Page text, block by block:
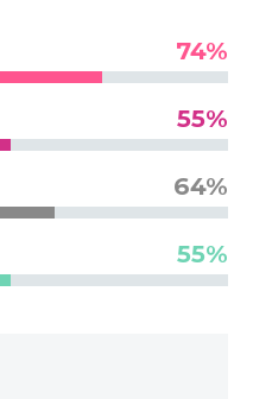
74%
55%
64%
55%